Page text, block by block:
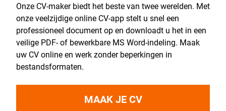
Onze CV-maker biedt het beste van twee werelden. Met
onze veelzijdige online CV-app stelt u snel een
professioneel document op en downloadt u het in een
veilige PDF- of bewerkbare MS Word-indeling. Maak
uw CV online en werk zonder beperkingen in
bestandsformaten.
MAAK JE CV